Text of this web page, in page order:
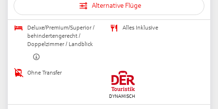
Alternative Flüge
Deluxe/Premium/Superior /
behindertengerecht /
Doppelzimmer / Landblick
Alles Inklusive
Ohne Transfer